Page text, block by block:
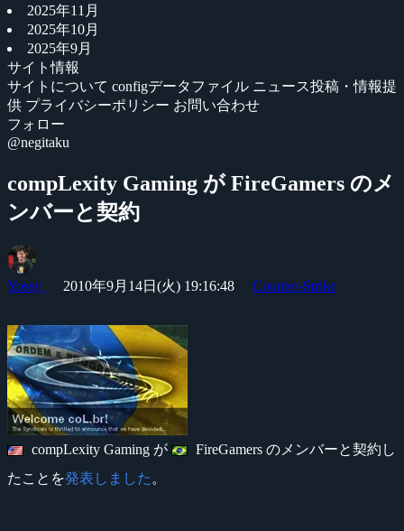
2025年11月
2025年10月
2025年9月
サイト情報
サイトについて configデータファイル ニュース投稿・情報提
供 プライバシーポリシー お問い合わせ
フォロー
@negitaku
compLexity Gaming が FireGamers のメ
ンバーと契約
Yossy 2010年9月14日(火) 19:16:48 Counter-Strike
compLexity Gaming が
FireGamers のメンバーと契約し
たことを発表しました 。